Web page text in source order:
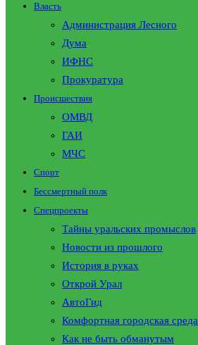
Власть
Администрация Лесного
Дума
ИФНС
Прокуратура
Происшествия
ОМВД
ГАИ
МЧС
Спорт
Бессмертный полк
Спецпроекты
Тайны уральских промыслов
Новости из прошлого
История в руках
Открой Урал
АвтоГид
Комфортная городская среда
Как не быть обманутым